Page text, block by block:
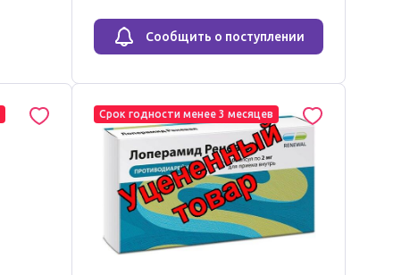
Сообщить о поступлении
Срок годности менее 3 месяцев